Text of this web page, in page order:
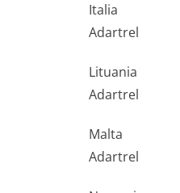
Italia
Adartrel
Lituania
Adartrel
Malta
Adartrel